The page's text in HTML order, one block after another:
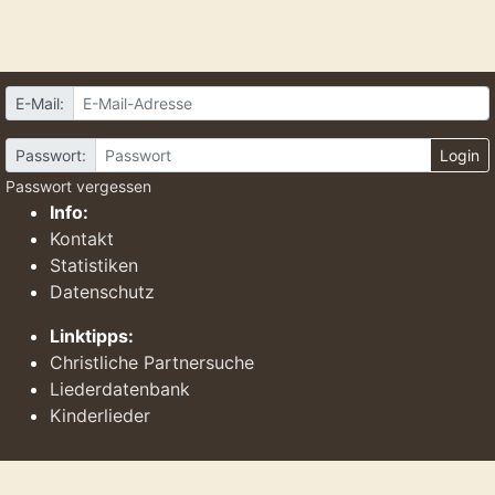
E-Mail:
Passwort:
Login
Passwort vergessen
Info:
Kontakt
Statistiken
Datenschutz
Linktipps:
Christliche Partnersuche
Liederdatenbank
Kinderlieder